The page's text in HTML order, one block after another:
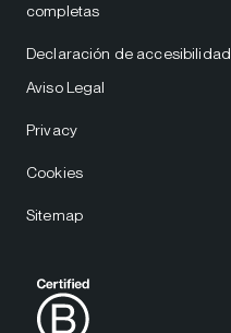
completas
Declaración de accesibilidad
Aviso Legal
Privacy
Cookies
Sitemap